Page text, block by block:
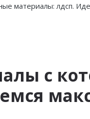
материалы: лдсп.
с